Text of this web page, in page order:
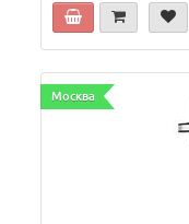
Москва